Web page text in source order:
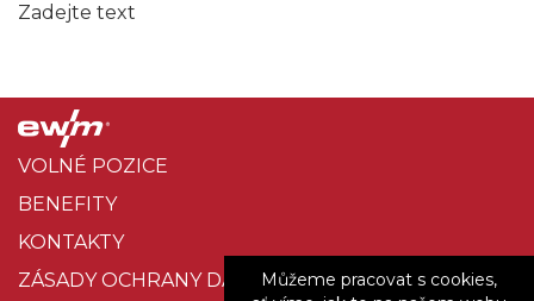
Můžeme pracovat s cookies,
Zadejte text
VOLNÉ POZICE
BENEFITY
KONTAKTY
ZÁSADY OCHRANY DAT